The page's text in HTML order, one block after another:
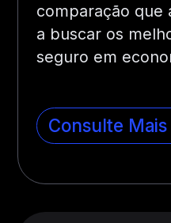
comparação que
a buscar os
seguro em
Consulte